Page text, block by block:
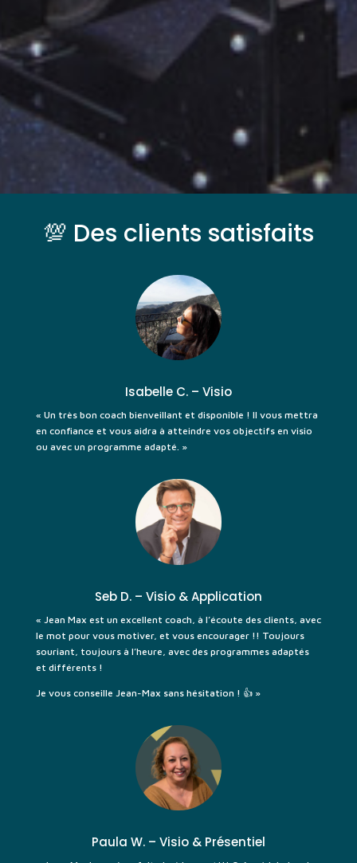
💯 Des clients satisfaits
Isabelle C. – Visio
« Un très bon coach bienveillant et disponible ! Il vous mettra
en confiance et vous aidra à atteindre vos objectifs en visio
ou avec un programme adapté. »
Seb D. – Visio & Application
« Jean Max est un excellent coach, à l’écoute des clients, avec
le mot pour vous motiver, et vous encourager !! Toujours
souriant, toujours à l’heure, avec des programmes adaptés
et différents !
Je vous conseille Jean-Max sans hésitation ! 👍 »
Paula W. – Visio & Présentiel